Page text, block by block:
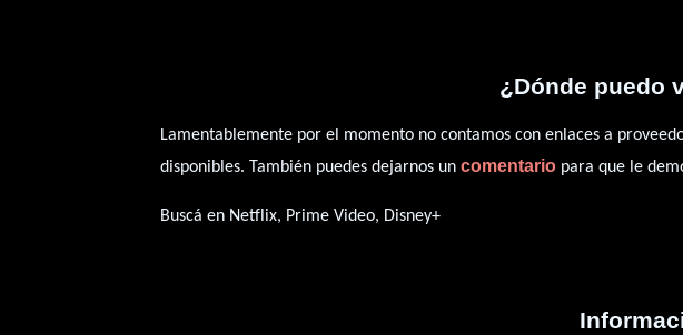
¿Dónde puedo
Lamentablemente por el momento no contamos con enlaces a
disponibles. También puedes dejarnos uncomentario para que le
Buscá en Netflix, Prime Video, Disney+